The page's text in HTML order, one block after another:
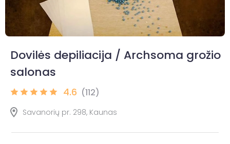
Dovilės depiliacija / Archsoma grožio
salonas
4.6 (112)
Savanorių pr. 298, Kaunas